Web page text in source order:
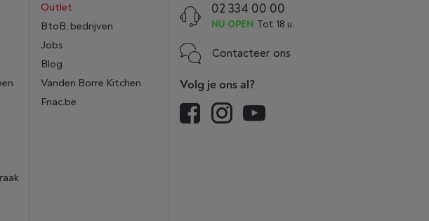
Outlet
BtoB, bedrijven
Jobs
Blog
Vanden Borre Kitchen
Fnac.be
02 334 00 00
NU OPEN Tot 18 u.
Contacteer ons
Volg je ons al?